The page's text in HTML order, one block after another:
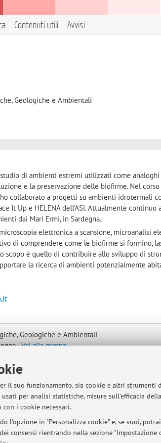
il suo funzionamento, sia cookie e altri
per analisi statistiche, misure sull'efficacia
i cookie necessari.
l'opzione in "Personalizza cookie" e, se vuoi,
consensi rientrando nella sezione "Impostazione
Contenuti utili Avvisi
Geologiche e Ambientali
di ambienti estremi utilizzati come
e la preservazione delle biofirme. Nel
collaborato a progetti su ambienti idrotermali
It Up e HELENA dell’ASI. Attualmente
dai Mari Ermi, in Sardegna.
elettronica a scansione, microanalisi
di comprendere come le biofirme si formino,
scopo è quello di contribuire allo sviluppo di
la ricerca di ambienti potenzialmente
Geologiche e Ambientali
-Vai alla mappa
- Università di Bologna - Via Zamboni, 33 - 40126 Bologna